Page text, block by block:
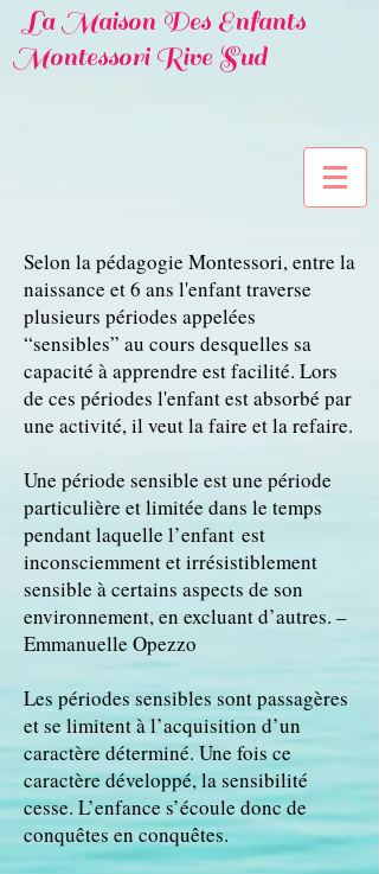
LaMaison Des Enfants
Montessori Rive Sud
Selon la pédagogie Montessori, entre la
naissance et 6 ans l'enfant traverse
plusieurs périodes appelées
“sensibles” au cours desquelles sa
capacité à apprendre est facilité. Lors
de ces périodes l'enfant est absorbé par
une activité, il veut la faire et la refaire.
Une période sensible est une période
particulière et limitée dans le temps
pendant laquelle l’enfant est
inconsciemment et irrésistiblement
sensible à certains aspects de son
environnement, en excluant d’autres. –
Emmanuelle Opezzo
Les périodes sensibles sont passagères
et se limitent à l’acquisition d’un
caractère déterminé. Une fois ce
caractère développé, la sensibilité
cesse. L’enfance s’écoule donc de
conquêtes en conquêtes.